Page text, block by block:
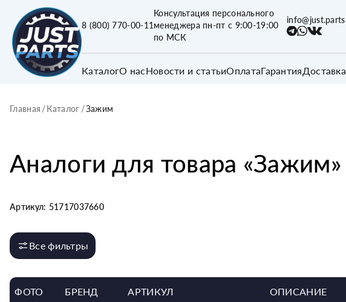
8 (800) 770-00-11
Консультация персонального
менеджера пн-пт с 9:00-19:00
по МСК
info@just.parts
КаталогО насНовости и статьиОплатаГарантия Доставка
Главная /Каталог /Зажим
Аналоги для товара «Зажим»
Артикул: 51717037660
Все фильтры
ФОТО БРЕНД АРТИКУЛ ОПИСАНИЕ